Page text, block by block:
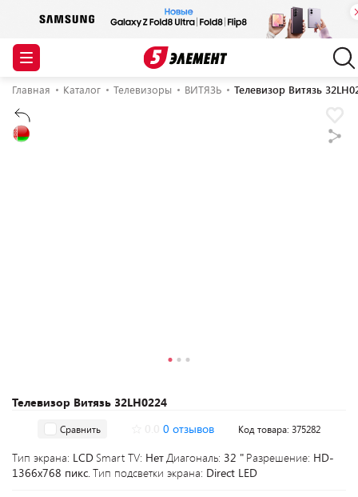
Главная Каталог Телевизоры ВИТЯЗЬ Телевизор Витязь
Телевизор Витязь 32LH0224
Сравнить 0 отзывов Код товара: 375282
Тип экрана: LCD Smart TV: НетДиагональ: 32 " Разрешение: HD-
1366x768 пикс.Тип подсветки экрана: Direct LED